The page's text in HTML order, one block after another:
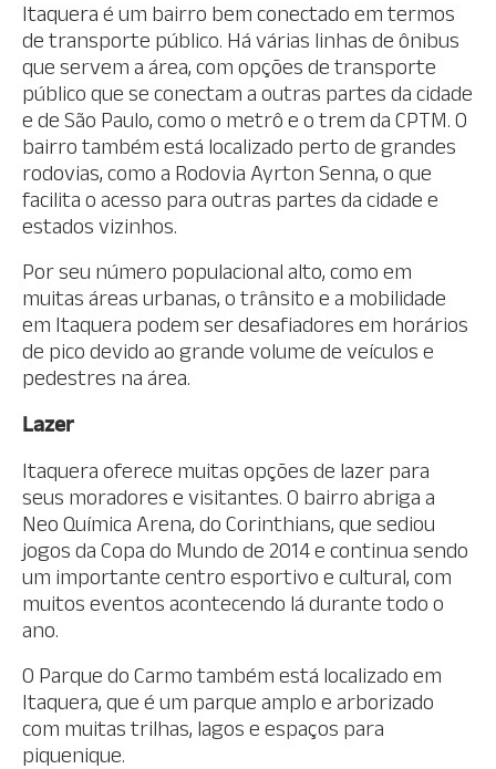
Itaquera é um bairro bem conectado em termos
de transporte público. Há várias linhas de ônibus
que servem a área, com opções de transporte
público que se conectam a outras partes da cidade
e de São Paulo, como o metrô e o trem da CPTM. O
bairro também está localizado perto de grandes
rodovias, como a Rodovia Ayrton Senna, o que
facilita o acesso para outras partes da cidade e
estados vizinhos.
Por seu número populacional alto, como em
muitas áreas urbanas, o trânsito e a mobilidade
em Itaquera podem ser desafiadores em horários
de pico devido ao grande volume de veículos e
pedestres na área.
Lazer
Itaquera oferece muitas opções de lazer para
seus moradores e visitantes. O bairro abriga a
Neo Química Arena, do Corinthians, que sediou
jogos da Copa do Mundo de 2014 e continua sendo
um importante centro esportivo e cultural, com
muitos eventos acontecendo lá durante todo o
ano.
O Parque do Carmo também está localizado em
Itaquera, que é um parque amplo e arborizado
com muitas trilhas, lagos e espaços para
piquenique.